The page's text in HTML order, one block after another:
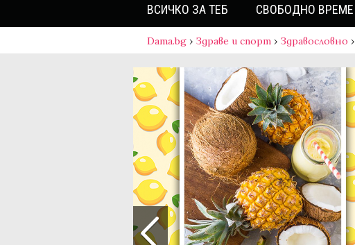
ВСИЧКО ЗА ТЕБ СВОБОДНО ВРЕМЕ
Dama.bg › Здраве и спорт › Здравословно ›